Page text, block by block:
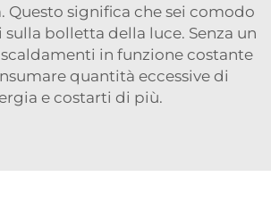
Questo significa che sei comodo
bolletta della luce. Senza un
in funzione costante
quantità eccessive di
e costarti di più.